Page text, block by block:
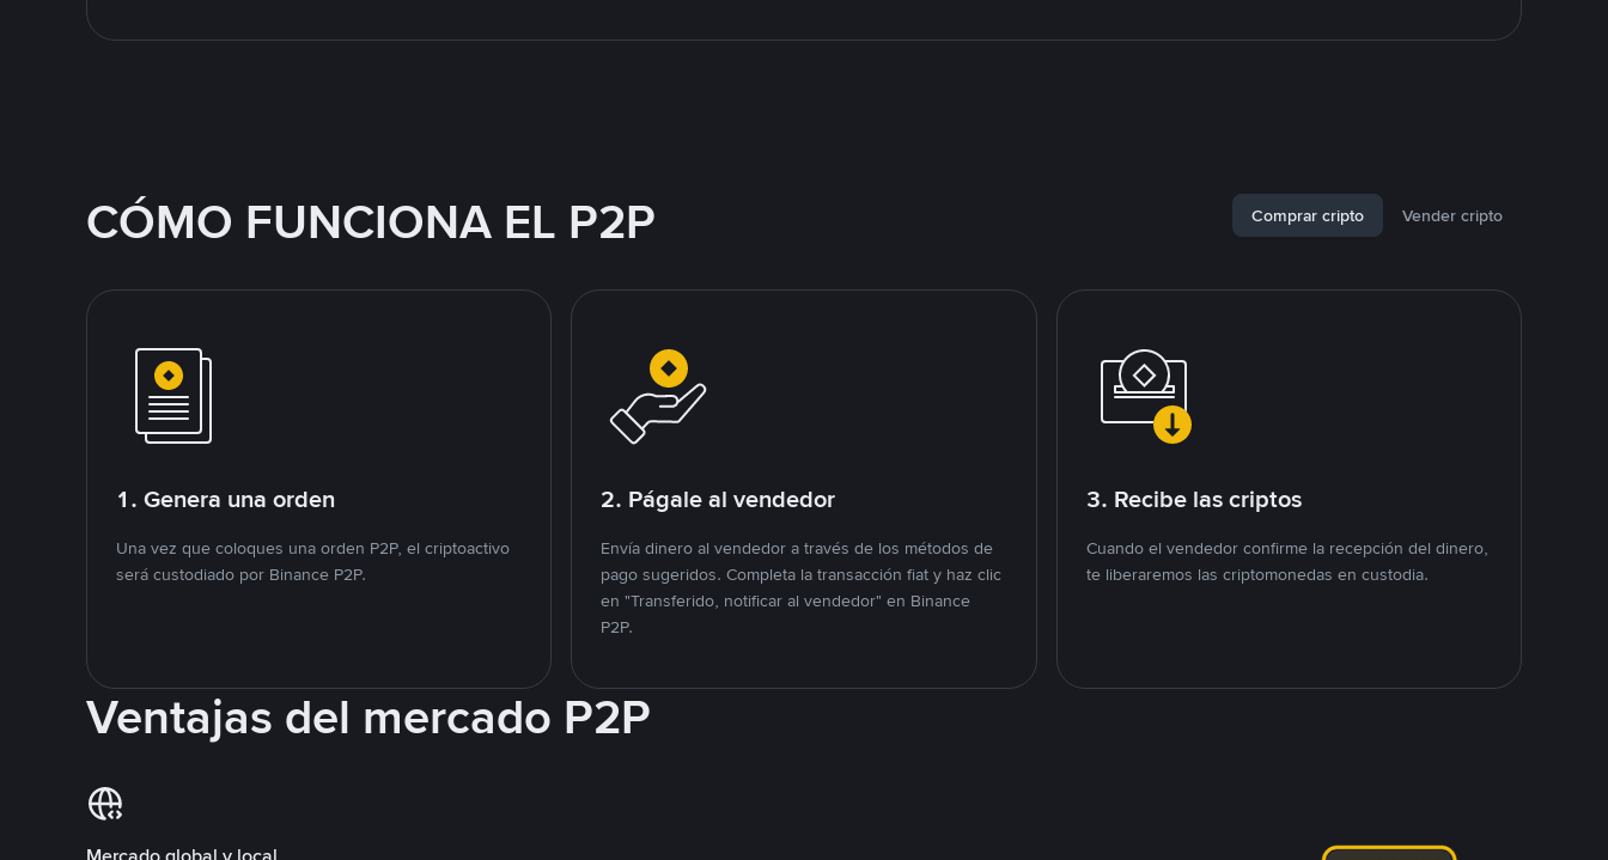
CÓMO FUNCIONA EL P2P Comprar cripto Vender cripto
1. Genera una orden
Una vez que coloques una orden P2P, el criptoactivo
será custodiado por Binance P2P.
2. Págale al vendedor
Envía dinero al vendedor a través de los métodos de
pago sugeridos. Completa la transacción fiat y haz clic
en "Transferido, notificar al vendedor" en Binance
P2P.
3. Recibe las criptos
Cuando el vendedor confirme la recepción del dinero,
te liberaremos las criptomonedas en custodia.
Ventajas del mercado P2P